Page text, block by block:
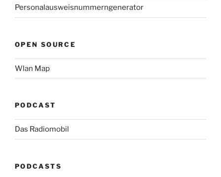
Personalausweisnummerngenerator
OPEN SOURCE
Wlan Map
PODCAST
Das Radiomobil
PODCASTS